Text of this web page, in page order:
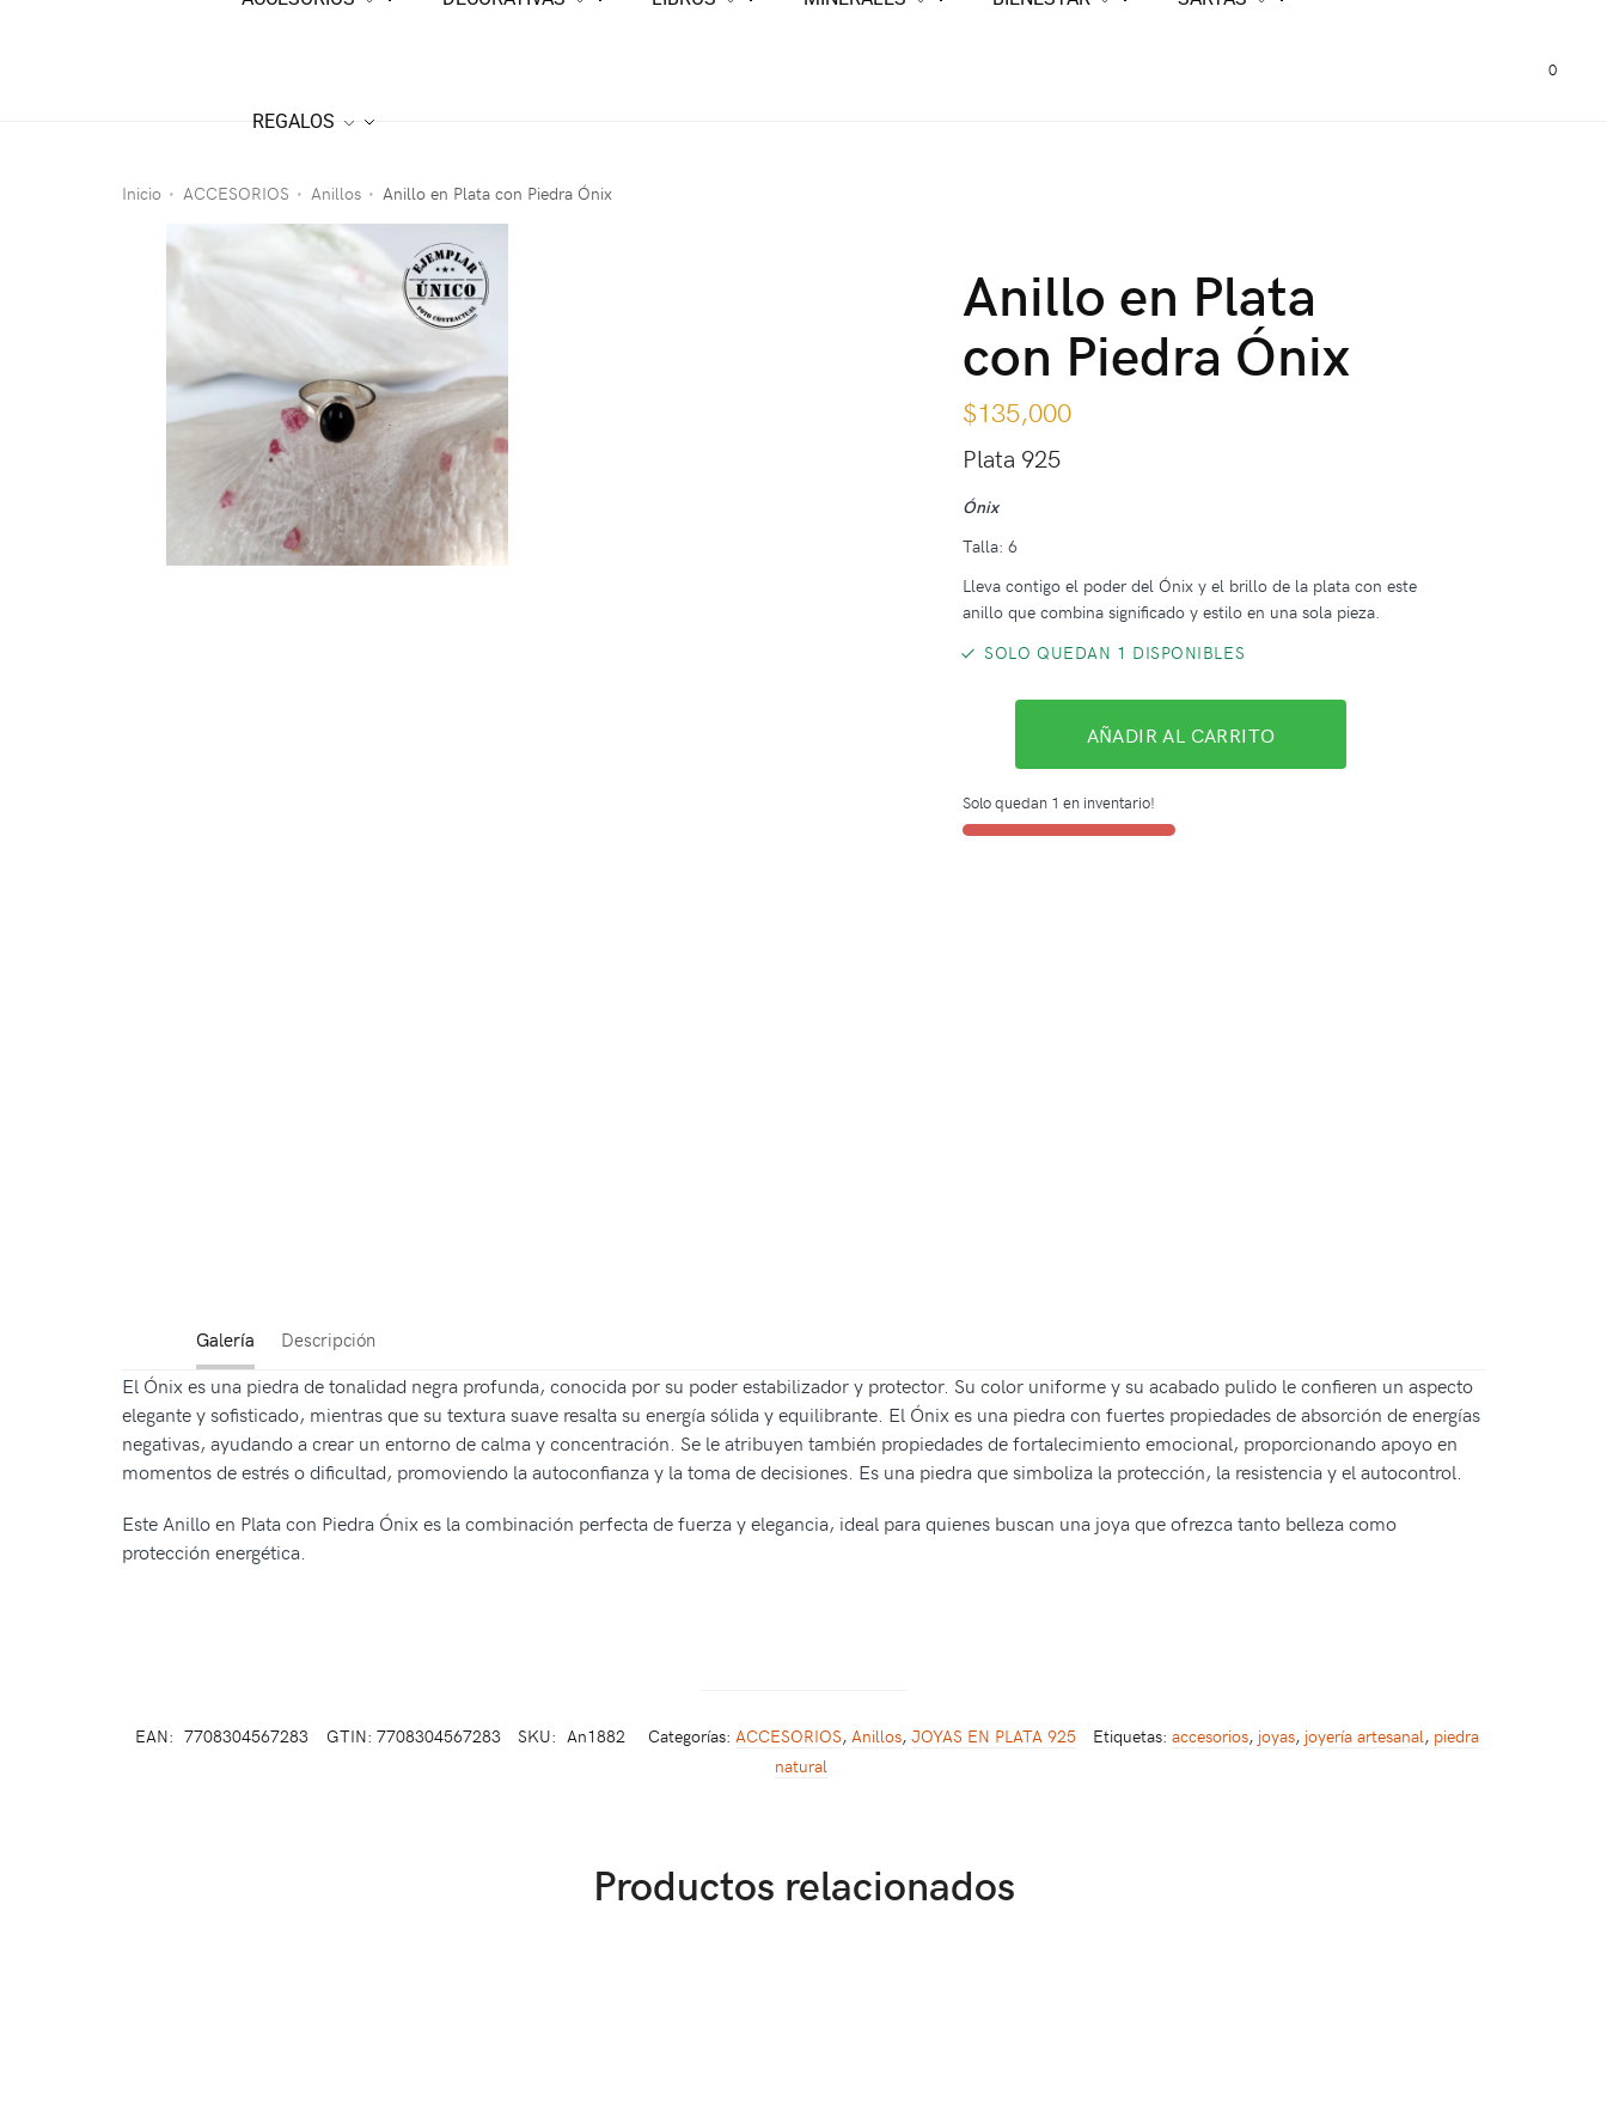
REGALOS
0
Inicio • ACCESORIOS • Anillos • Anillo en Plata con Piedra Ónix
Anillo en Plata
con Piedra Ónix
$135,000
Plata 925
Ónix
Talla: 6
Lleva contigo el poder del Ónix y el brillo de la plata con este
anillo que combina significado y estilo en una sola pieza.
SOLO QUEDAN 1 DISPONIBLES
AÑADIR AL CARRITO
Solo quedan 1 en inventario!
Galería Descripción
El Ónix es una piedra de tonalidad negra profunda, conocida por su poder estabilizador y protector. Su color uniforme y su acabado pulido le confieren un aspecto
elegante y sofisticado, mientras que su textura suave resalta su energía sólida y equilibrante. El Ónix es una piedra con fuertes propiedades de absorción de energías
negativas, ayudando a crear un entorno de calma y concentración. Se le atribuyen también propiedades de fortalecimiento emocional, proporcionando apoyo en
momentos de estrés o dificultad, promoviendo la autoconfianza y la toma de decisiones. Es una piedra que simboliza la protección, la resistencia y el autocontrol.
Este Anillo en Plata con Piedra Ónix es la combinación perfecta de fuerza y elegancia, ideal para quienes buscan una joya que ofrezca tanto belleza como
protección energética.
EAN: 7708304567283 GTIN: 7708304567283 SKU: An1882 Categorías: ACCESORIOS, Anillos, JOYAS EN PLATA 925 Etiquetas: accesorios, joyas, joyería artesanal, piedra
natural
Productos relacionados